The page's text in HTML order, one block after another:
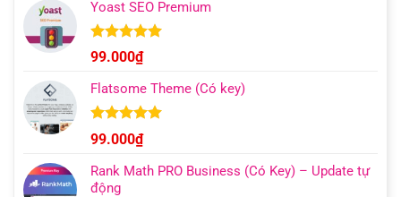
Yoast SEO Premium
Được xếp
hạng 4.96
5 sao
99.000₫
Flatsome Theme (Có key)
Được xếp
hạng4.95
5 sao
99.000₫
Rank Math PRO Business (Có Key) – Update tự
động